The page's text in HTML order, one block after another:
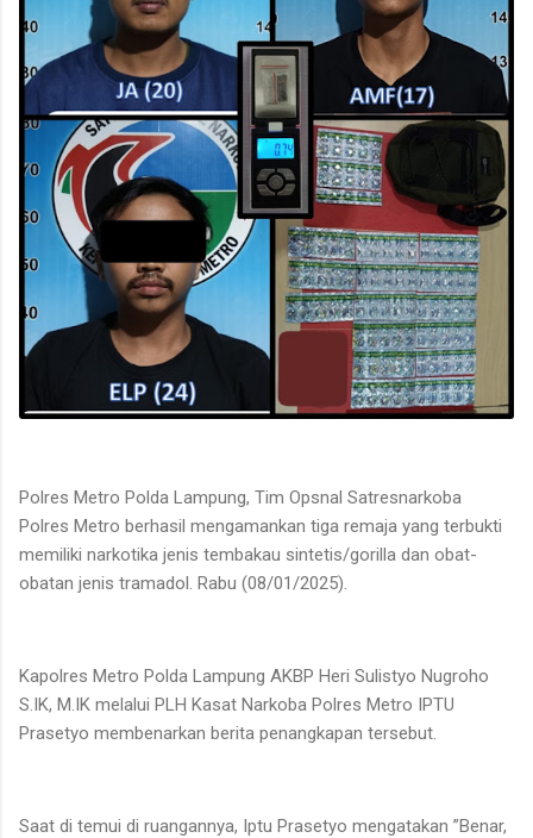
Polres Metro Polda Lampung, Tim Opsnal Satresnarkoba
Polres Metro berhasil mengamankan tiga remaja yang terbukti
memiliki narkotika jenis tembakau sintetis/gorilla dan obat-
obatan jenis tramadol. Rabu (08/01/2025).
Kapolres Metro Polda Lampung AKBP Heri Sulistyo Nugroho
S.IK, M.IK melalui PLH Kasat Narkoba Polres Metro IPTU
Prasetyo membenarkan berita penangkapan tersebut.
Saat di temui di ruangannya, Iptu Prasetyo mengatakan ”Benar,